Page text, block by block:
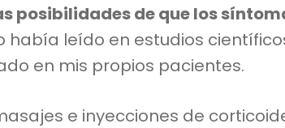
posibilidades de que los
había leído en estudios
en mis propios pacientes.
e inyecciones de